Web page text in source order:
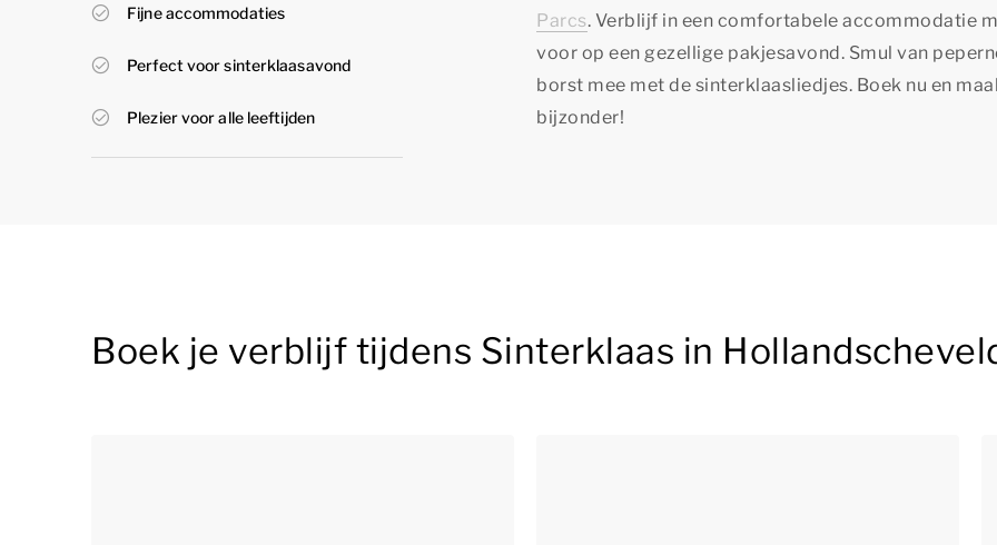
Fijne accommodaties
Perfect voor sinterklaasavond
Plezier voor alle leeftijden
Parcs. Verblijf in een comfortabele accommodatie
voor op een gezellige pakjesavond. Smul van
borst mee met de sinterklaasliedjes. Boek nu en
bijzonder!
Boek je verblijf tijdens Sinterklaas in